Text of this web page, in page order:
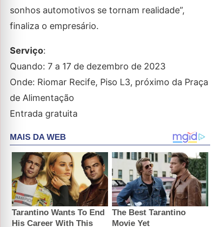
sonhos automotivos se tornam realidade”,
finaliza o empresário.
Serviço:
Quando: 7 a 17 de dezembro de 2023
Onde: Riomar Recife, Piso L3, próximo da Praça
de Alimentação
Entrada gratuita